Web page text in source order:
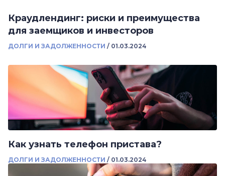
Краудлендинг: риски и преимущества
для заемщиков и инвесторов
ДОЛГИ И ЗАДОЛЖЕННОСТИ / 01.03.2024
Как узнать телефон пристава?
ДОЛГИ И ЗАДОЛЖЕННОСТИ / 01.03.2024